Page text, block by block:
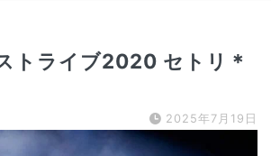
トライブ2020 セトリ＊
2025年7月19日